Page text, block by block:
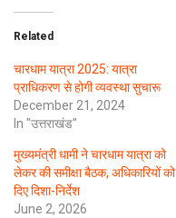
Related
चारधाम यात्रा 2025: यात्रा
प्राधिकरण से होगी व्यवस्था सुचारू
December 21, 2024
In "उत्तराखंड"
मुख्यमंत्री धामी ने चारधाम यात्रा को
लेकर की समीक्षा बैठक, अधिकारियों को
दिए दिशा-निर्देश
June 2, 2026